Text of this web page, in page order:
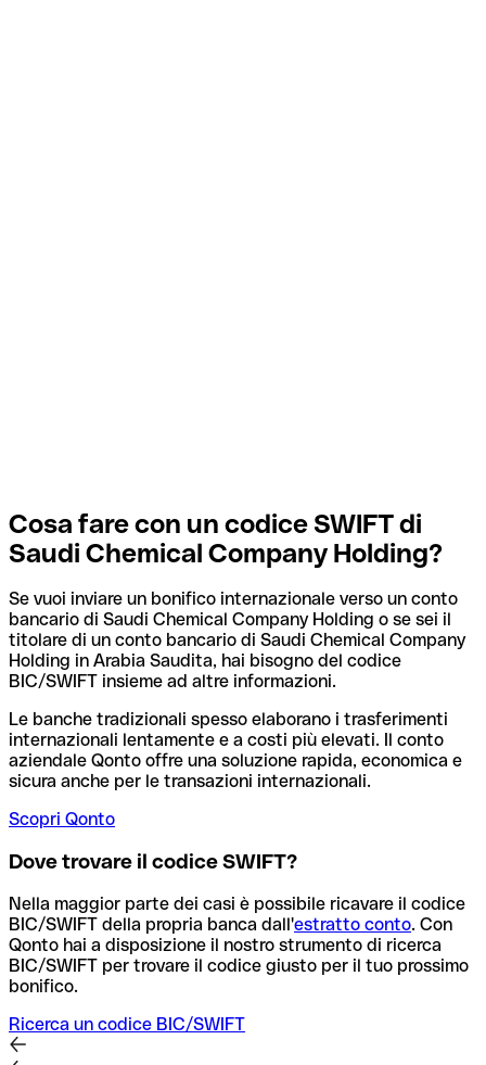
Cosa fare con un codice SWIFT di
Saudi Chemical Company Holding?
Se vuoi inviare un bonifico internazionale verso un conto
bancario di Saudi Chemical Company Holding o se sei il
titolare di un conto bancario di Saudi Chemical Company
Holding in Arabia Saudita, hai bisogno del codice
BIC/SWIFT insieme ad altre informazioni.
Le banche tradizionali spesso elaborano i trasferimenti
internazionali lentamente e a costi più elevati. Il conto
aziendale Qonto offre una soluzione rapida, economica e
sicura anche per le transazioni internazionali.
Scopri Qonto
Dove trovare il codice SWIFT?
Nella maggior parte dei casi è possibile ricavare il codice
BIC/SWIFT della propria banca dall'estratto conto. Con
Qonto hai a disposizione il nostro strumento di ricerca
BIC/SWIFT per trovare il codice giusto per il tuo prossimo
bonifico.
Ricerca un codice BIC/SWIFT